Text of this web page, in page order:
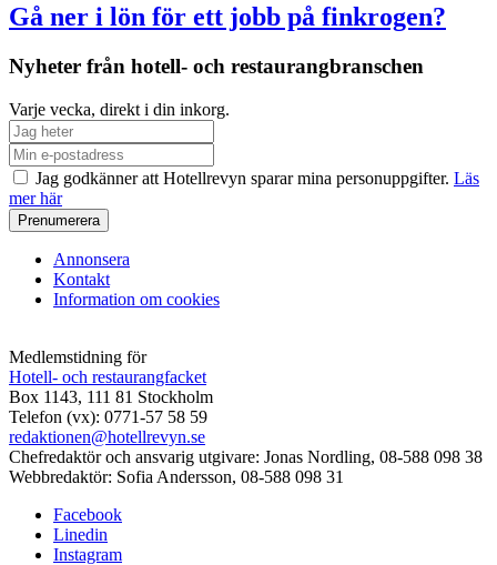
Gå ner i lön för ett jobb på finkrogen?
Nyheter från hotell- och restaurangbranschen
Varje vecka, direkt i din inkorg.
Jag godkänner att Hotellrevyn sparar mina personuppgifter. Läs
mer här
Annonsera
Kontakt
Information om cookies
Medlemstidning för
Hotell- och restaurangfacket
Box 1143, 111 81 Stockholm
Telefon (vx): 0771-57 58 59
redaktionen@hotellrevyn.se
Chefredaktör och ansvarig utgivare: Jonas Nordling, 08-588 098 38
Webbredaktör: Sofia Andersson, 08-588 098 31
Facebook
Linedin
Instagram